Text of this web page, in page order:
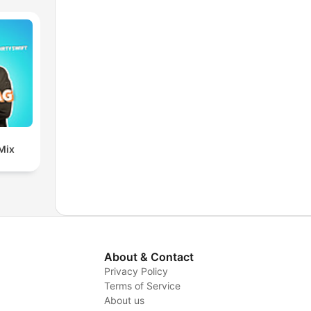
About & Contact
Privacy Policy
Terms of Service
About us